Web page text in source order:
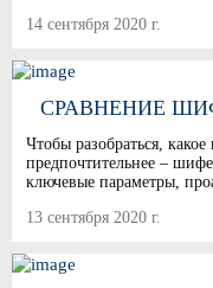
14 сентября 2020 г.
СРАВНЕНИЕ
Чтобы разобраться,
предпочтительнее –
ключевые параметры,
13 сентября 2020 г.